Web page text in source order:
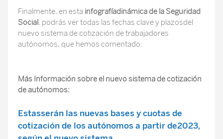
Finalmente, en esta infografíadinámica de la Seguridad
Social, podrás ver todas las fechas clave y plazosdel
nuevo sistema de cotización de trabajadores
autónomos, que hemos comentado:
Más Información sobre el nuevo sistema de cotización
de autónomos:
Estasserán las nuevas bases y cuotas de
cotización de los autónomos a partir de2023,